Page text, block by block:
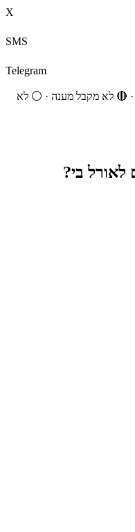
X
SMS
Telegram
· 🔴 לא מקבל מענה · ⚪ לא
לאורל בי?